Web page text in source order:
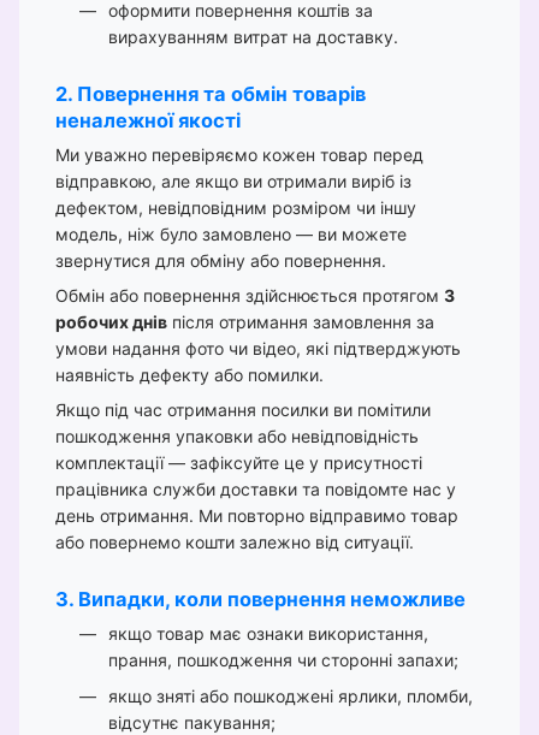
оформити повернення коштів за
вирахуванням витрат на доставку.
2. Повернення та обмін товарів
неналежної якості
Ми уважно перевіряємо кожен товар перед
відправкою, але якщо ви отримали виріб із
дефектом, невідповідним розміром чи іншу
модель, ніж було замовлено — ви можете
звернутися для обміну або повернення.
Обмін або повернення здійснюється протягом 3
робочих днів після отримання замовлення за
умови надання фото чи відео, які підтверджують
наявність дефекту або помилки.
Якщо під час отримання посилки ви помітили
пошкодження упаковки або невідповідність
комплектації — зафіксуйте це у присутності
працівника служби доставки та повідомте нас у
день отримання. Ми повторно відправимо товар
або повернемо кошти залежно від ситуації.
3. Випадки, коли повернення неможливе
якщо товар має ознаки використання,
прання, пошкодження чи сторонні запахи;
якщо зняті або пошкоджені ярлики, пломби,
відсутнє пакування;